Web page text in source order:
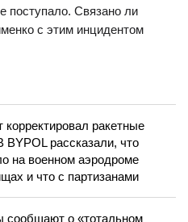
поступало. Связано ли
с этим инцидентом
корректировал ракетные
BYPOL рассказали, что
на военном аэродроме
и что с партизанами
сообщают о «тотальном